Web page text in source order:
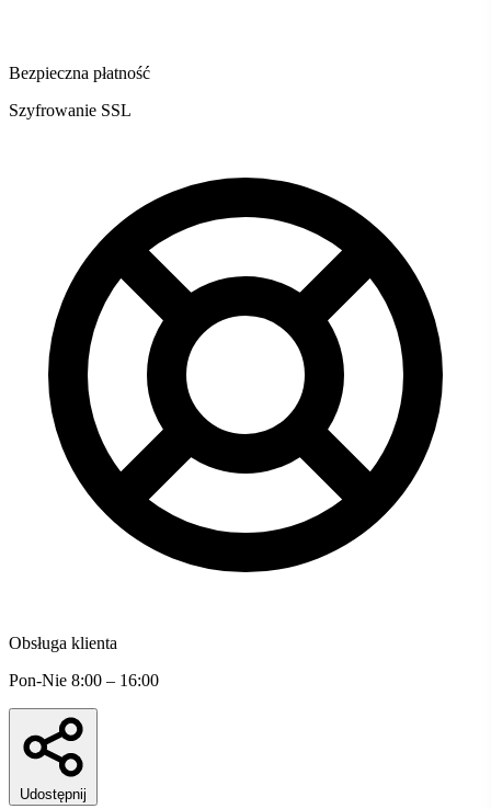
Bezpieczna płatność
Szyfrowanie SSL
Obsługa klienta
Pon-Nie 8:00 – 16:00
Udostępnij